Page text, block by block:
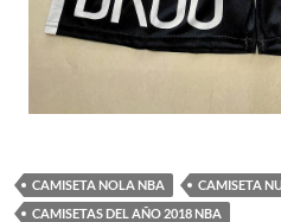
CAMISETA NOLA NBA
CAMISETA
CAMISETAS DEL AÑO 2018 NBA